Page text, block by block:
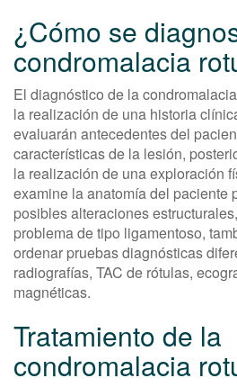
¿Cómo se
condromalacia
El diagnóstico de la
la realización de una historia
evaluarán antecedentes del
características de la lesión,
la realización de una exploración
examine la anatomía del paciente
posibles alteraciones
problema de tipo ligamentoso,
ordenar pruebas diagnósticas
radiografías, TAC de rótulas,
magnéticas.
Tratamiento de la
condromalacia